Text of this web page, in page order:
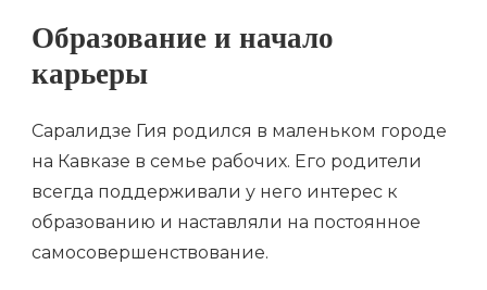
Образование и начало
карьеры
Саралидзе Гия родился в маленьком городе
на Кавказе в семье рабочих. Его родители
всегда поддерживали у него интерес к
образованию и наставляли на постоянное
самосовершенствование.